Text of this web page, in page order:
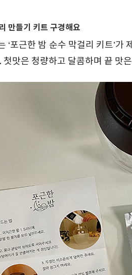
만들기 키트 구경해요
‘포근한 밤 순수 막걸리 키트’가
. 첫맛은 청량하고 달콤하며 끝 맛은